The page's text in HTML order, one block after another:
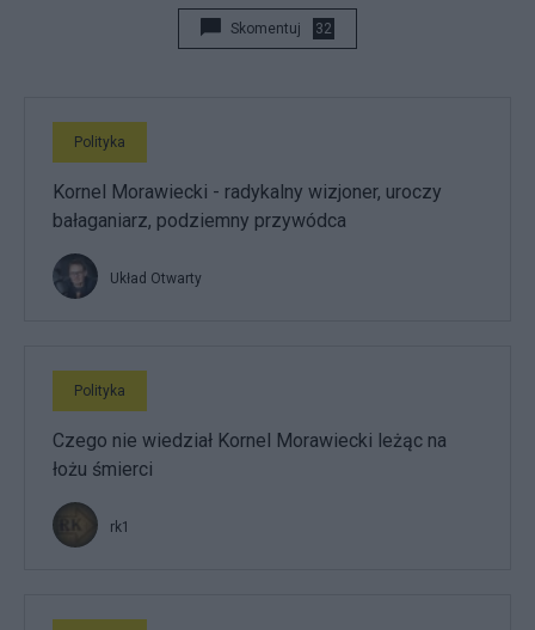
Skomentuj 32
Polityka
Kornel Morawiecki - radykalny wizjoner, uroczy
bałaganiarz, podziemny przywódca
Układ Otwarty
Polityka
Czego nie wiedział Kornel Morawiecki leżąc na
łożu śmierci
rk1